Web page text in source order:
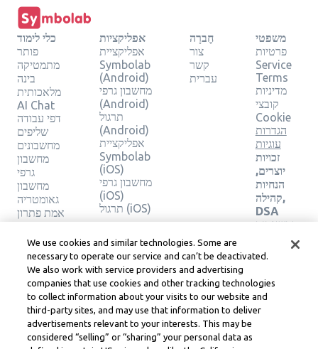
כלי לימוד
פותר
מתמטיקה
בינה
מלאכותית
AI Chat
דפי עבודה
שליפים
מחשבונים
מחשבון
גרפי
מחשבון
גאומטריה
אמת פתרון
אפליקציות
אפליקציית
Symbolab
(Android)
מחשבון גרפי
(Android)
תרגול
(Android)
אפליקציית
Symbolab
(iOS)
מחשבון גרפי
(iOS)
תרגול (iOS)
חֶברָה
צור
קשר
עברית
משפטי
פרטיות
Service
Terms
מדיניות
קובצי
Cookie
הגדרות
עוגיות
זכויות
יוצרים,
הנחיות
קהילה,
DSA
ומשאבים
משפטיים
אחרים
משפטי
Learneo
תנאי
השירות
We use cookies and similar technologies. Some are
necessary to operate our service and can’t be deactivated.
We also work with service providers and advertising
companies that use cookies and other tracking technologies
to collect information about your visits to our website and
third-party sites, and may use that information to deliver
advertisements relevant to your interests. This may be
considered “selling” or “sharing” your personal data as